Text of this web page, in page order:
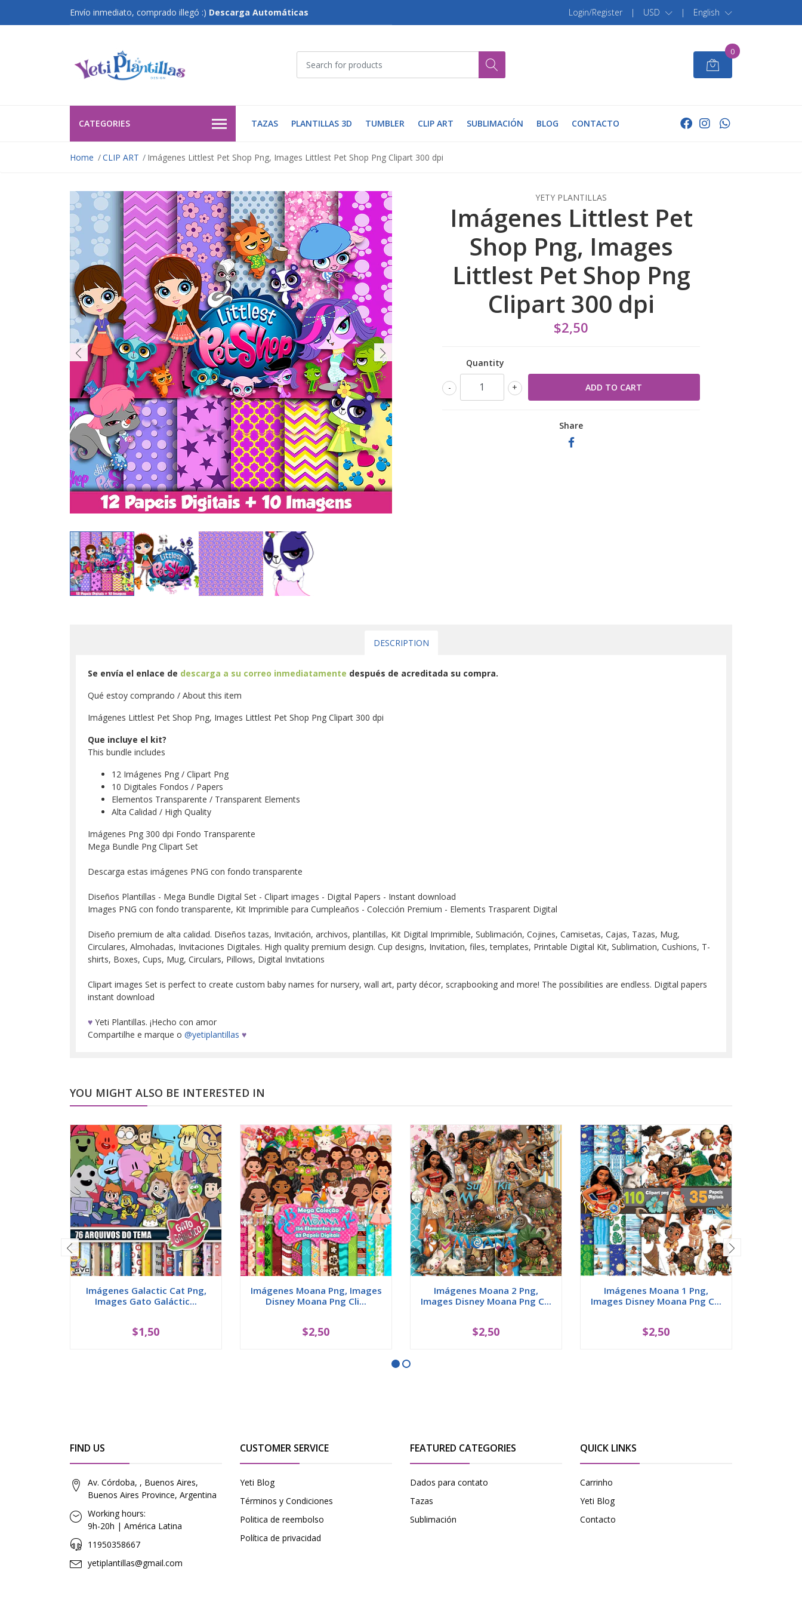
Envío inmediato, comprado illegó :) Descarga Automáticas Login/Register | USD | English
0
CATEGORIES TAZAS PLANTILLAS 3D TUMBLER CLIP ART SUBLIMACIÓN BLOG CONTACTO
Home CLIP ART Imágenes Littlest Pet Shop Png, Images Littlest Pet Shop Png Clipart 300 dpi
YETY PLANTILLAS
Imágenes Littlest Pet
Shop Png, Images
Littlest Pet Shop Png
Clipart 300 dpi
$2,50
Quantity
+
-
Share
DESCRIPTION
Se envía el enlace de descarga a su correo inmediatamente después de acreditada su compra.
Qué estoy comprando / About this item
Imágenes Littlest Pet Shop Png, Images Littlest Pet Shop Png Clipart 300 dpi
Que incluye el kit?
This bundle includes
12 Imágenes Png / Clipart Png
10 Digitales Fondos / Papers
Elementos Transparente / Transparent Elements
Alta Calidad / High Quality
Imágenes Png 300 dpi Fondo Transparente
Mega Bundle Png Clipart Set
Descarga estas imágenes PNG con fondo transparente
Diseños Plantillas - Mega Bundle Digital Set - Clipart images - Digital Papers - Instant download
Images PNG con fondo transparente, Kit Imprimible para Cumpleaños - Colección Premium - Elements Trasparent Digital
Diseño premium de alta calidad. Diseños tazas, Invitación, archivos, plantillas, Kit Digital Imprimible, Sublimación, Cojines, Camisetas, Cajas, Tazas, Mug,
Circulares, Almohadas, Invitaciones Digitales. High quality premium design. Cup designs, Invitation, files, templates, Printable Digital Kit, Sublimation, Cushions, T-
shirts, Boxes, Cups, Mug, Circulars, Pillows, Digital Invitations
Clipart images Set is perfect to create custom baby names for nursery, wall art, party décor, scrapbooking and more! The possibilities are endless. Digital papers
instant download
♥ Yeti Plantillas. ¡Hecho con amor
Compartilhe e marque o @yetiplantillas ♥
YOU MIGHT ALSO BE INTERESTED IN
Imágenes Galactic Cat Png,
Images Gato Galáctic...
$1,50
Imágenes Moana Png, Images
Disney Moana Png Cli...
$2,50
Imágenes Moana 2 Png,
Images Disney Moana Png C...
$2,50
Imágenes Moana 1 Png,
Images Disney Moana Png C...
$2,50
FIND US
Av. Córdoba, , Buenos Aires,
Buenos Aires Province, Argentina
Working hours:
9h-20h | América Latina
11950358667
yetiplantillas@gmail.com
CUSTOMER SERVICE
Yeti Blog
Términos y Condiciones
Politica de reembolso
Política de privacidad
FEATURED CATEGORIES
Dados para contato
Tazas
Sublimación
QUICK LINKS
Carrinho
Yeti Blog
Contacto